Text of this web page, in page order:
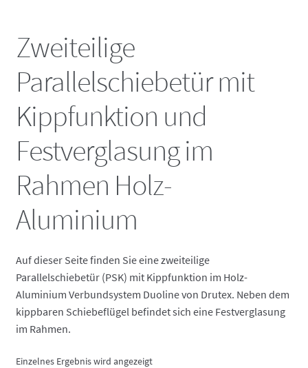
Drutex Duoline – ideale Kombination aus Haltbarkeit und
Ästhetik
Rollläden
Fensterbänke – passend zu jedem Fenster
Kontakt
Zweiteilige
Parallelschiebetür mit
Kippfunktion und
Festverglasung im
Rahmen Holz-
Aluminium
Auf dieser Seite finden Sie eine zweiteilige
Parallelschiebetür (PSK) mit Kippfunktion im Holz-
Aluminium Verbundsystem Duoline von Drutex. Neben dem
kippbaren Schiebeflügel befindet sich eine Festverglasung
im Rahmen.
Einzelnes Ergebnis wird angezeigt